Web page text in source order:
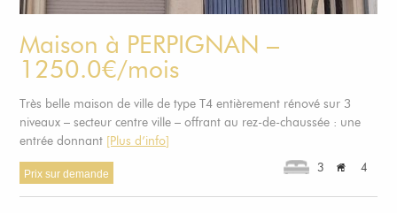
Maison à PERPIGNAN –
1250.0€/mois
Très belle maison de ville de type T4 entièrement rénové sur 3
niveaux – secteur centre ville – offrant au rez-de-chaussée : une
entrée donnant [Plus d’info]
3 4
Prix sur demande